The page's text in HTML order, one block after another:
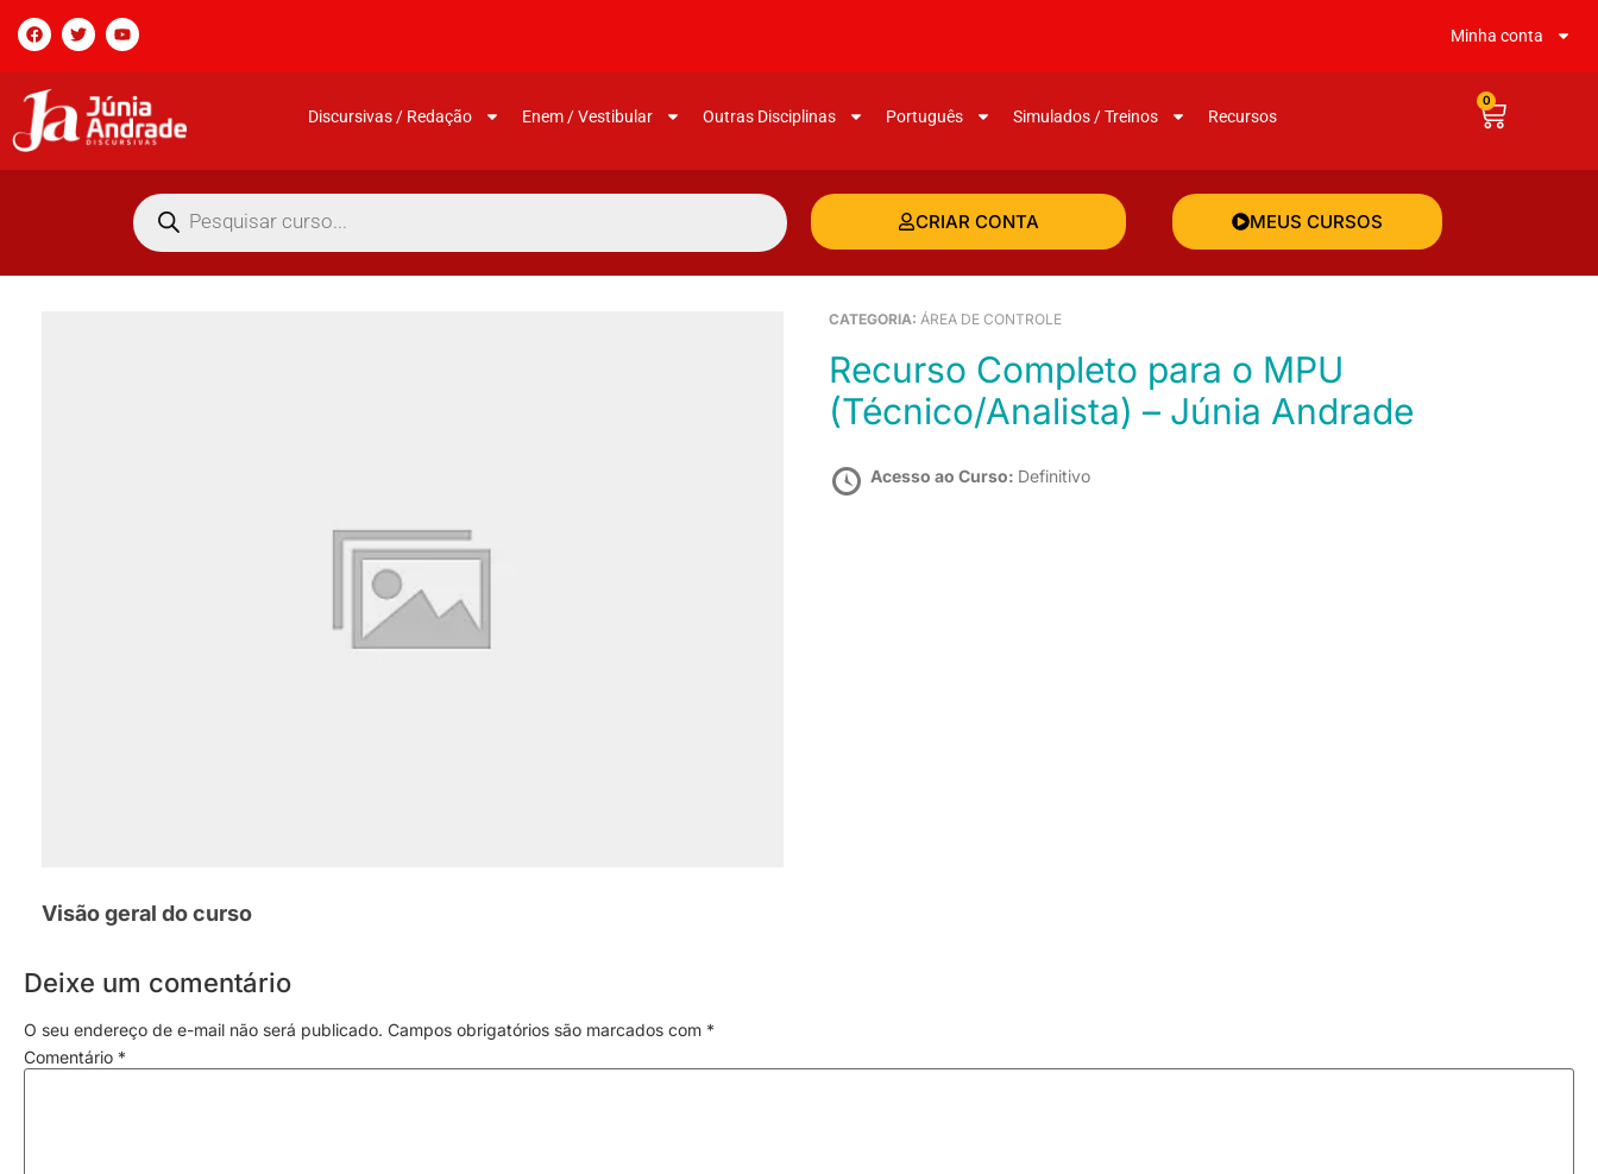
Minha conta
Discursivas / Redação Enem / Vestibular Outras Disciplinas Português Simulados / Treinos Recursos
0
CRIAR CONTA MEUS CURSOS
CATEGORIA: ÁREA DE CONTROLE
Recurso Completo para o MPU
(Técnico/Analista) – Júnia Andrade
Acesso ao Curso: Definitivo
Visão geral do curso
Deixe um comentário
O seu endereço de e-mail não será publicado. Campos obrigatórios são marcados com *
Comentário *